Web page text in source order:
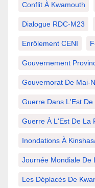
Conflit À Kwamouth
Dialogue RDC-M23
Enrôlement CENI
Gouvernement
Gouvernorat De Mai-
Guerre Dans L'Est De
Guerre À L'Est De La
Inondations À
Journée Mondiale De
Les Déplacés De